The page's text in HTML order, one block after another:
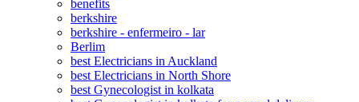
benefits
berkshire
berkshire - enfermeiro - lar
Berlim
best Electricians in Auckland
best Electricians in North Shore
best Gynecologist in kolkata